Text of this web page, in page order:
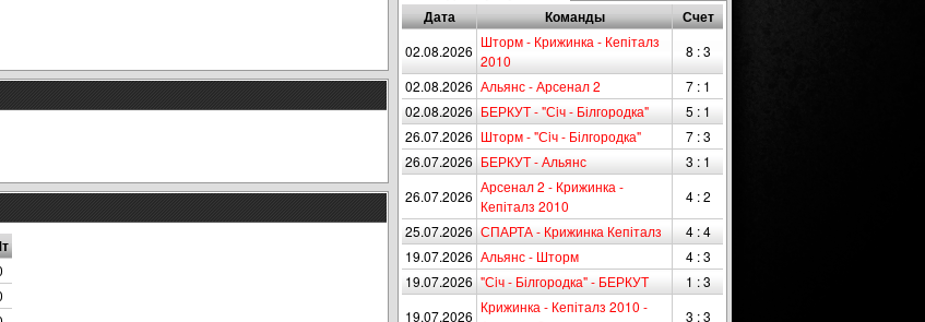
Дата Команды Счет
02.08.2026
Шторм - Крижинка - Кепіталз
2010
8 : 3
02.08.2026 Альянс - Арсенал 2
7 : 1
02.08.2026 БЕРКУТ - "Сiч - Білгородка"
5 : 1
26.07.2026 Шторм - "Сiч - Білгородка"
7 : 3
26.07.2026 БЕРКУТ - Альянс
3 : 1
26.07.2026
Арсенал 2 - Крижинка -
Кепіталз 2010
4 : 2
25.07.2026 СПАРТА - Крижинка Кепіталз
4 : 4
19.07.2026 Альянс - Шторм
4 : 3
19.07.2026 "Сiч - Білгородка" - БЕРКУТ
1 : 3
19.07.2026
Крижинка - Кепіталз 2010 -
3 : 3